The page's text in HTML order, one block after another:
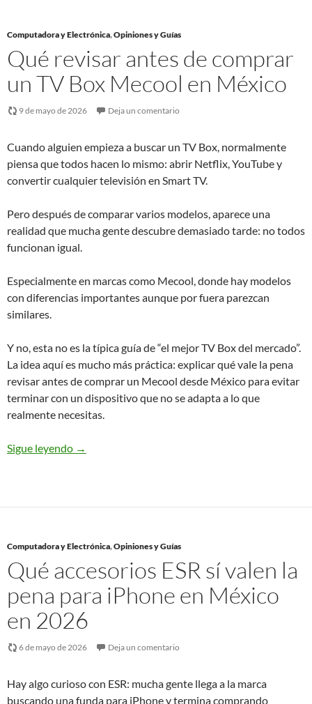
Computadora y Electrónica,Opiniones y Guías
Qué revisar antes de comprar
un TV Box Mecool en México
9 de mayo de 2026 Deja un comentario
Cuando alguien empieza a buscar un TV Box, normalmente
piensa que todos hacen lo mismo: abrir Netflix, YouTube y
convertir cualquier televisión en Smart TV.
Pero después de comparar varios modelos, aparece una
realidad que mucha gente descubre demasiado tarde: no todos
funcionan igual.
Especialmente en marcas como Mecool, donde hay modelos
con diferencias importantes aunque por fuera parezcan
similares.
Y no, esta no es la típica guía de “el mejor TV Box del mercado”.
La idea aquí es mucho más práctica: explicar qué vale la pena
revisar antes de comprar un Mecool desde México para evitar
terminar con un dispositivo que no se adapta a lo que
realmente necesitas.
Sigue leyendo →
Computadora y Electrónica,Opiniones y Guías
Qué accesorios ESR sí valen la
pena para iPhone en México
en 2026
6 de mayo de 2026 Deja un comentario
Hay algo curioso con ESR: mucha gente llega a la marca
buscando una funda para iPhone y termina comprando